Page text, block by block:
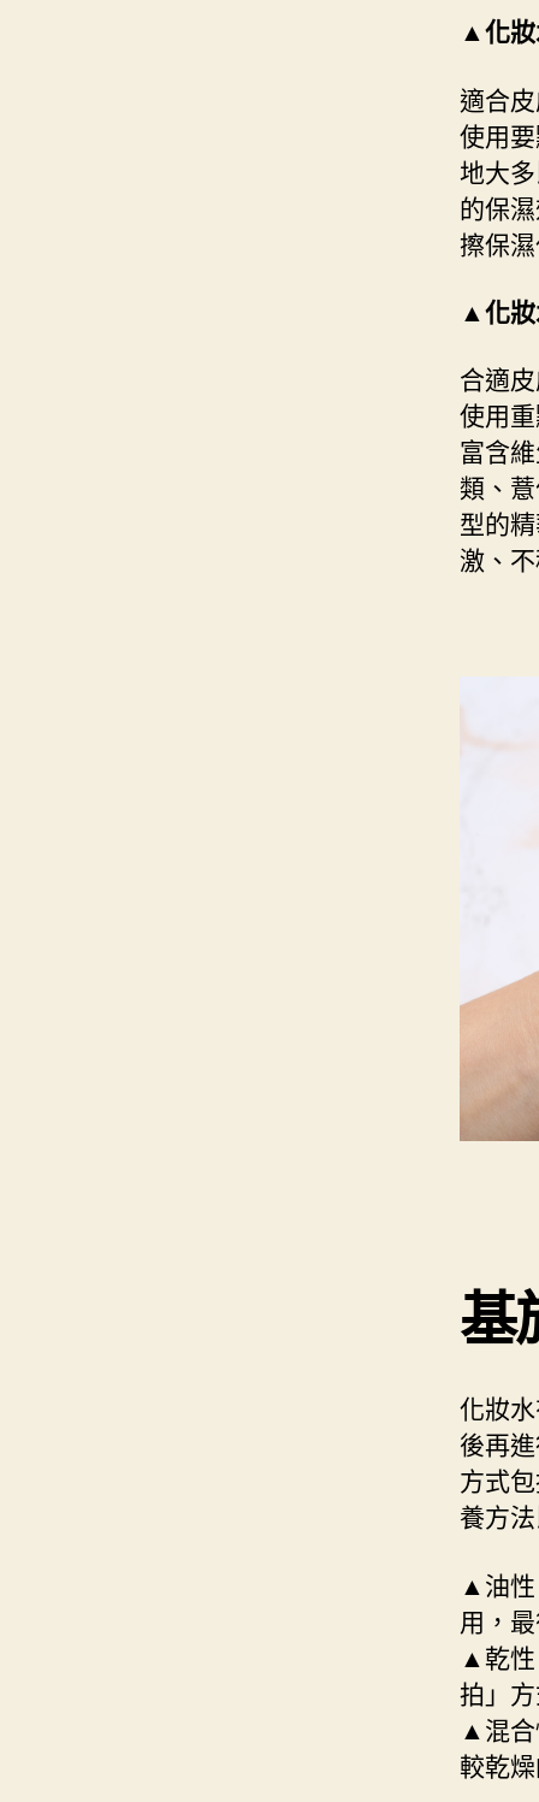
▲化妝
適合
使用
地大
的保
擦保
▲化妝
合適
使用
富含
類、
型的
激、
基
化妝
後再
方式
養方
▲油性
用，
▲乾性
拍」
▲混合
較乾